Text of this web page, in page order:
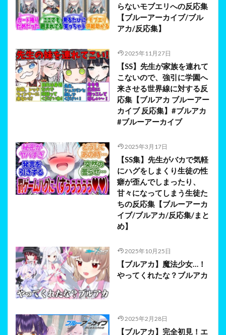
らないモブエリへの反応集
【ブルーアーカイブ/ブル
アカ/反応集】
2025年11月27日
【SS】先生が家族を連れて
こないので、強引に学園へ
来させる世界線に対する反
応集【ブルアカ ブルーアー
カイブ 反応集】#ブルアカ
#ブルーアーカイブ
2025年3月17日
【SS集】先生がバカで気軽
にハグをしまくり生徒の性
癖が歪んでしまったり、
甘々になってしまう生徒た
ちの反応集【ブルーアーカ
イブ/ブルアカ/反応集/まと
め】
2025年10月25日
【ブルアカ】魔法少女…！
やってくれたな？ブルアカ
2025年2月28日
【ブルアカ】完全初見！エ